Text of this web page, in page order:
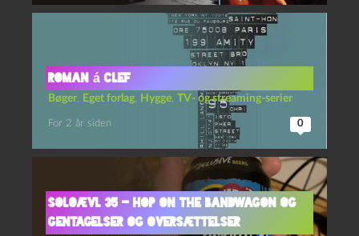
Roman á clef
Bøger, Eget forlag, Hygge, TV- og streaming-serier
For 2 år siden 0
Soloævl 35 – Hop on the Bandwagon og
Gentagelser og Oversættelser